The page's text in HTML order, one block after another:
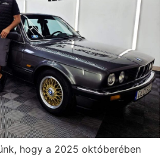
hogy a 2025 októberében